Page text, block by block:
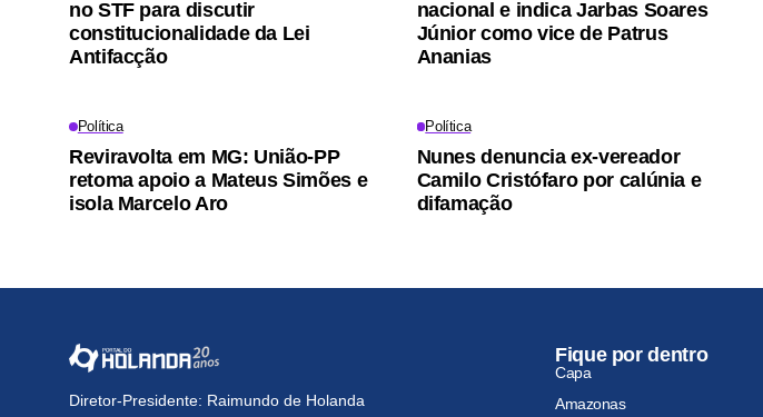
no STF para discutir
constitucionalidade da Lei
Antifacção
nacional e indica Jarbas Soares
Júnior como vice de Patrus
Ananias
Política
Reviravolta em MG: União-PP
retoma apoio a Mateus Simões e
isola Marcelo Aro
Política
Nunes denuncia ex-vereador
Camilo Cristófaro por calúnia e
difamação
Diretor-Presidente: Raimundo de Holanda
Fique por dentro
Capa
Amazonas